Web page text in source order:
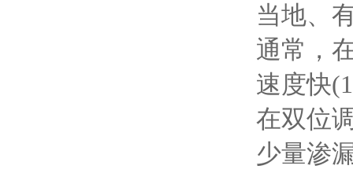
当地、
通常，
速度快
在双位
少量渗